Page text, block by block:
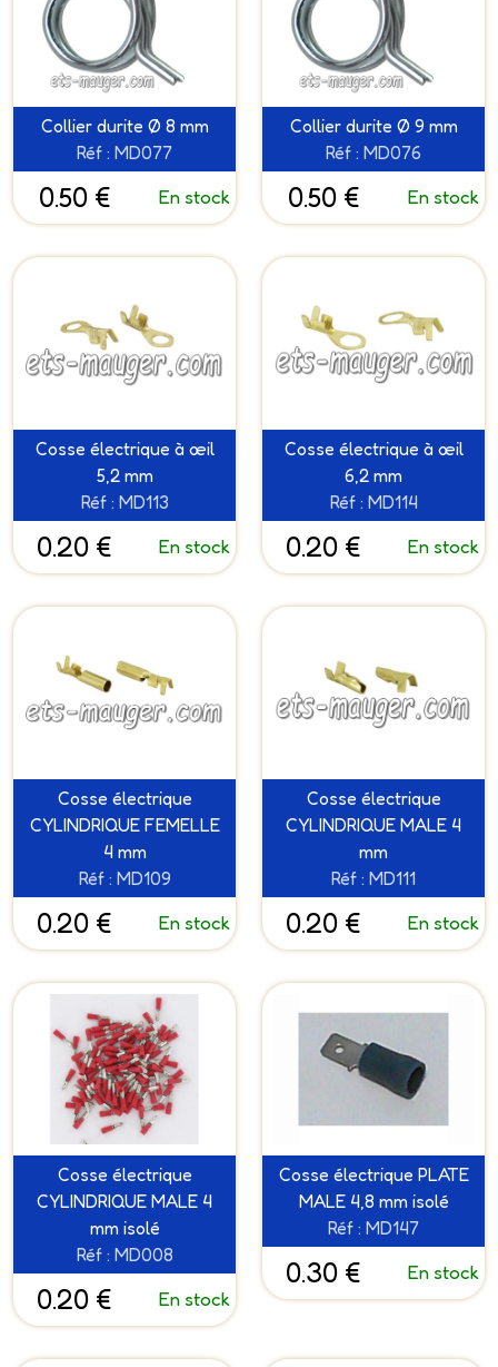
Collier durite Ø 8 mm
Réf : MD077
0.50 € En stock
Collier durite Ø 9 mm
Réf : MD076
0.50 € En stock
Cosse électrique à œil
5,2 mm
Réf : MD113
0.20 € En stock
Cosse électrique à œil
6,2 mm
Réf : MD114
0.20 € En stock
Cosse électrique
CYLINDRIQUE FEMELLE
4 mm
Réf : MD109
0.20 € En stock
Cosse électrique
CYLINDRIQUE MALE 4
mm
Réf : MD111
0.20 € En stock
Cosse électrique
CYLINDRIQUE MALE 4
mm isolé
Réf : MD008
0.20 € En stock
Cosse électrique PLATE
MALE 4,8 mm isolé
Réf : MD147
0.30 € En stock